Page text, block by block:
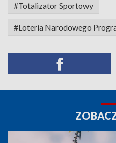
#Totalizator Sportowy
#Loteria Narodowego